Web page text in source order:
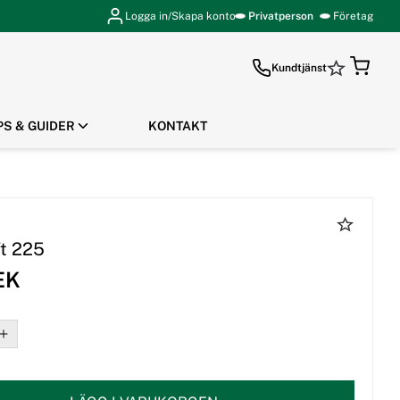
Logga in/Skapa konto Privatperson Företag
Kundtjänst
& GUIDER KONTAKT
225
GÅ TILL KASSAN